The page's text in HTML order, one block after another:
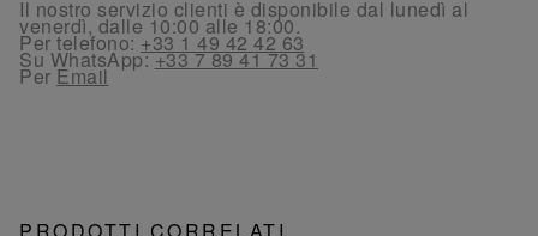
Il nostro servizio clienti è disponibile dal lunedì al
venerdì, dalle 10:00 alle 18:00.
Per telefono:+33 1 49 42 42 63
Su WhatsApp:+33 7 89 41 73 31
PerEmail